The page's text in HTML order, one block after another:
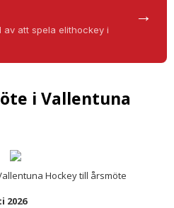
av att spela elithockey i
→
i Vallentuna
Hockey till årsmöte
2026